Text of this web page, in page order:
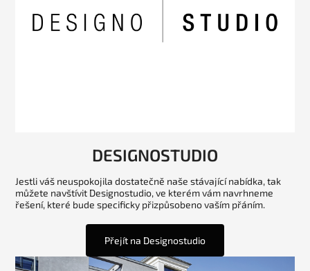
DESIGNOSTUDIO
Jestli váš neuspokojila dostatečně naše stávající nabídka, tak
můžete navštívit Designostudio, ve kterém vám navrhneme
řešení, které bude specificky přizpůsobeno vaším přáním.
Přejít na Designostudio